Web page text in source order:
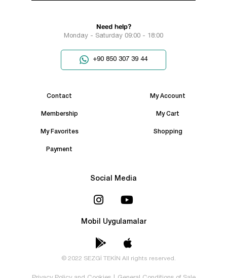
Need help?
Monday - Saturday 09:00 - 18:00
+90 850 307 39 44
Contact My Account
Membership My Cart
My Favorites Shopping
Payment
Social Media
Mobil Uygulamalar
© 2022 SEZGİ TEKİN All rights reserved.